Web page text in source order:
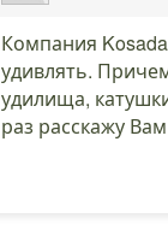
Компания
удивлять.
удилища,
раз расскажу